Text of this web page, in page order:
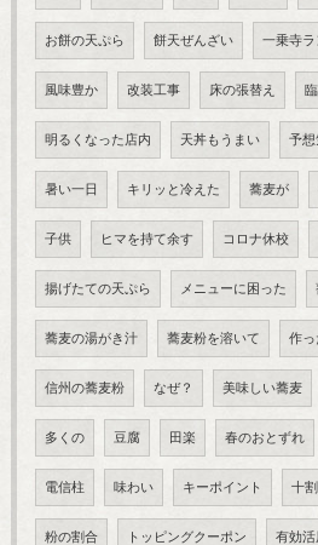
お餅の天ぷら 餅天ぜんざい 一乗寺ラ
風味豊か 改装工事 床の張替え
明るくなった店内 天丼もうまい 予想
暑い一日 キリッと冷えた 蕎麦が
子供 ヒマを持て余す コロナ休校
揚げたての天ぷら メニューに困った
蕎麦の湯がき汁 蕎麦粉を溶いて 作っ
信州の蕎麦粉 なぜ？ 美味しい蕎麦
多くの 豆腐 田楽 春のおとずれ
電信柱 味わい キーポイント 十
粉の割合 トッピングクーポン 有効活